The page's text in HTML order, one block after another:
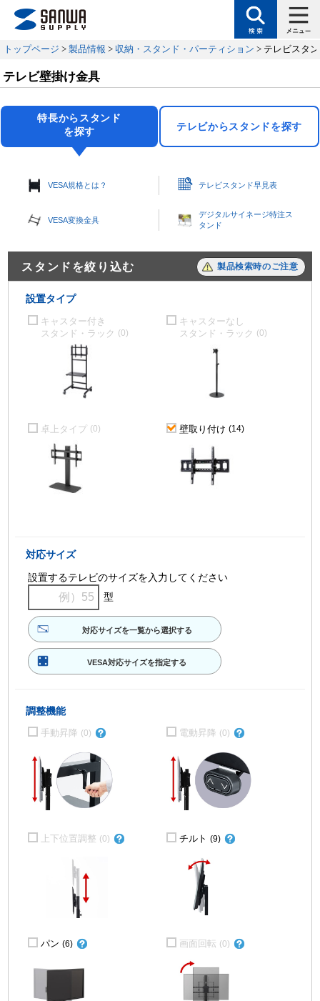
トップページ > 製品情報 > 収納・スタンド・パーティション > テレビスタ
テレビ壁掛け金具
特長からスタンド
を探す
テレビからスタンドを探す
VESA規格とは？ テレビスタンド早見表
VESA変換金具
デジタルサイネージ特注ス
タンド
スタンドを絞り込む 製品検索時のご注意
設置タイプ
キャスター付き
スタンド・ラック (0)
キャスターなし
スタンド・ラック (0)
卓上タイプ (0) 壁取り付け (14)
対応サイズ
設置するテレビのサイズを入力してください
型
対応サイズを一覧から選択する
VESA対応サイズを指定する
調整機能
手動昇降 (0) 電動昇降 (0)
上下位置調整 (0) チルト (9)
パン (6) 画面回転 (0)